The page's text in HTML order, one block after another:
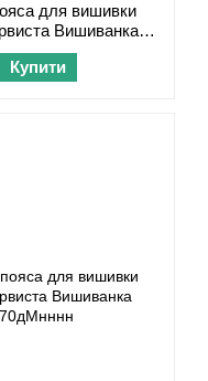
для вишивки
Вишиванка
Купити